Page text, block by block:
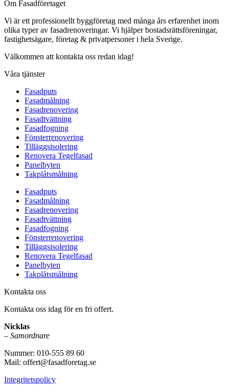
Om Fasadföretaget
Vi är ett professionellt byggföretag med många års erfarenhet inom
olika typer av fasadrenoveringar. Vi hjälper bostadsrättsföreningar,
fastighetsägare, företag & privatpersoner i hela Sverige.
Välkommen att kontakta oss redan idag!
Våra tjänster
Fasadputs
Fasadmålning
Fasadrenovering
Fasadtvättning
Fasadfogning
Fönsterrenovering
Tilläggsisolering
Renovera Tegelfasad
Panelbyten
Takplåtsmålning
Fasadputs
Fasadmålning
Fasadrenovering
Fasadtvättning
Fasadfogning
Fönsterrenovering
Tilläggsisolering
Renovera Tegelfasad
Panelbyten
Takplåtsmålning
Kontakta oss
Kontakta oss idag för en fri offert.
Nicklas
– Samordnare
Nummer: 010-555 89 60
Mail: offert@fasadforetag.se
Integritetspolicy